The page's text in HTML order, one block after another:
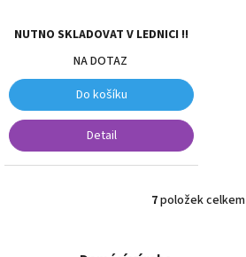
NUTNO SKLADOVAT V LEDNICI !!
NA DOTAZ
Do košíku
Detail
O
7položek celkem